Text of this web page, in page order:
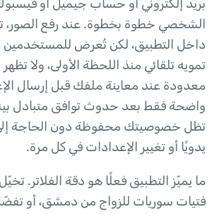
بريد إلكتروني أو حساب جيميل أو
الشخصي خطوة بخطوة. عند رفع الصور،
داخل التطبيق، لكن تُعرض للمستخدمين
تمويه تلقائي منذ اللحظة الأولى، ولا
معدودة عند معاينة ملفك قبل إرسال
واضحة فقط بعد حدوث توافق متبادل
تظل خصوصيتك محفوظة دون الحاجة
يدويًا أو تغيير الإعدادات في كل مرة.
ما يميّز التطبيق فعلًا هو دقة الفلاتر.
فتيات سوريات للزواج من دمشق، أو